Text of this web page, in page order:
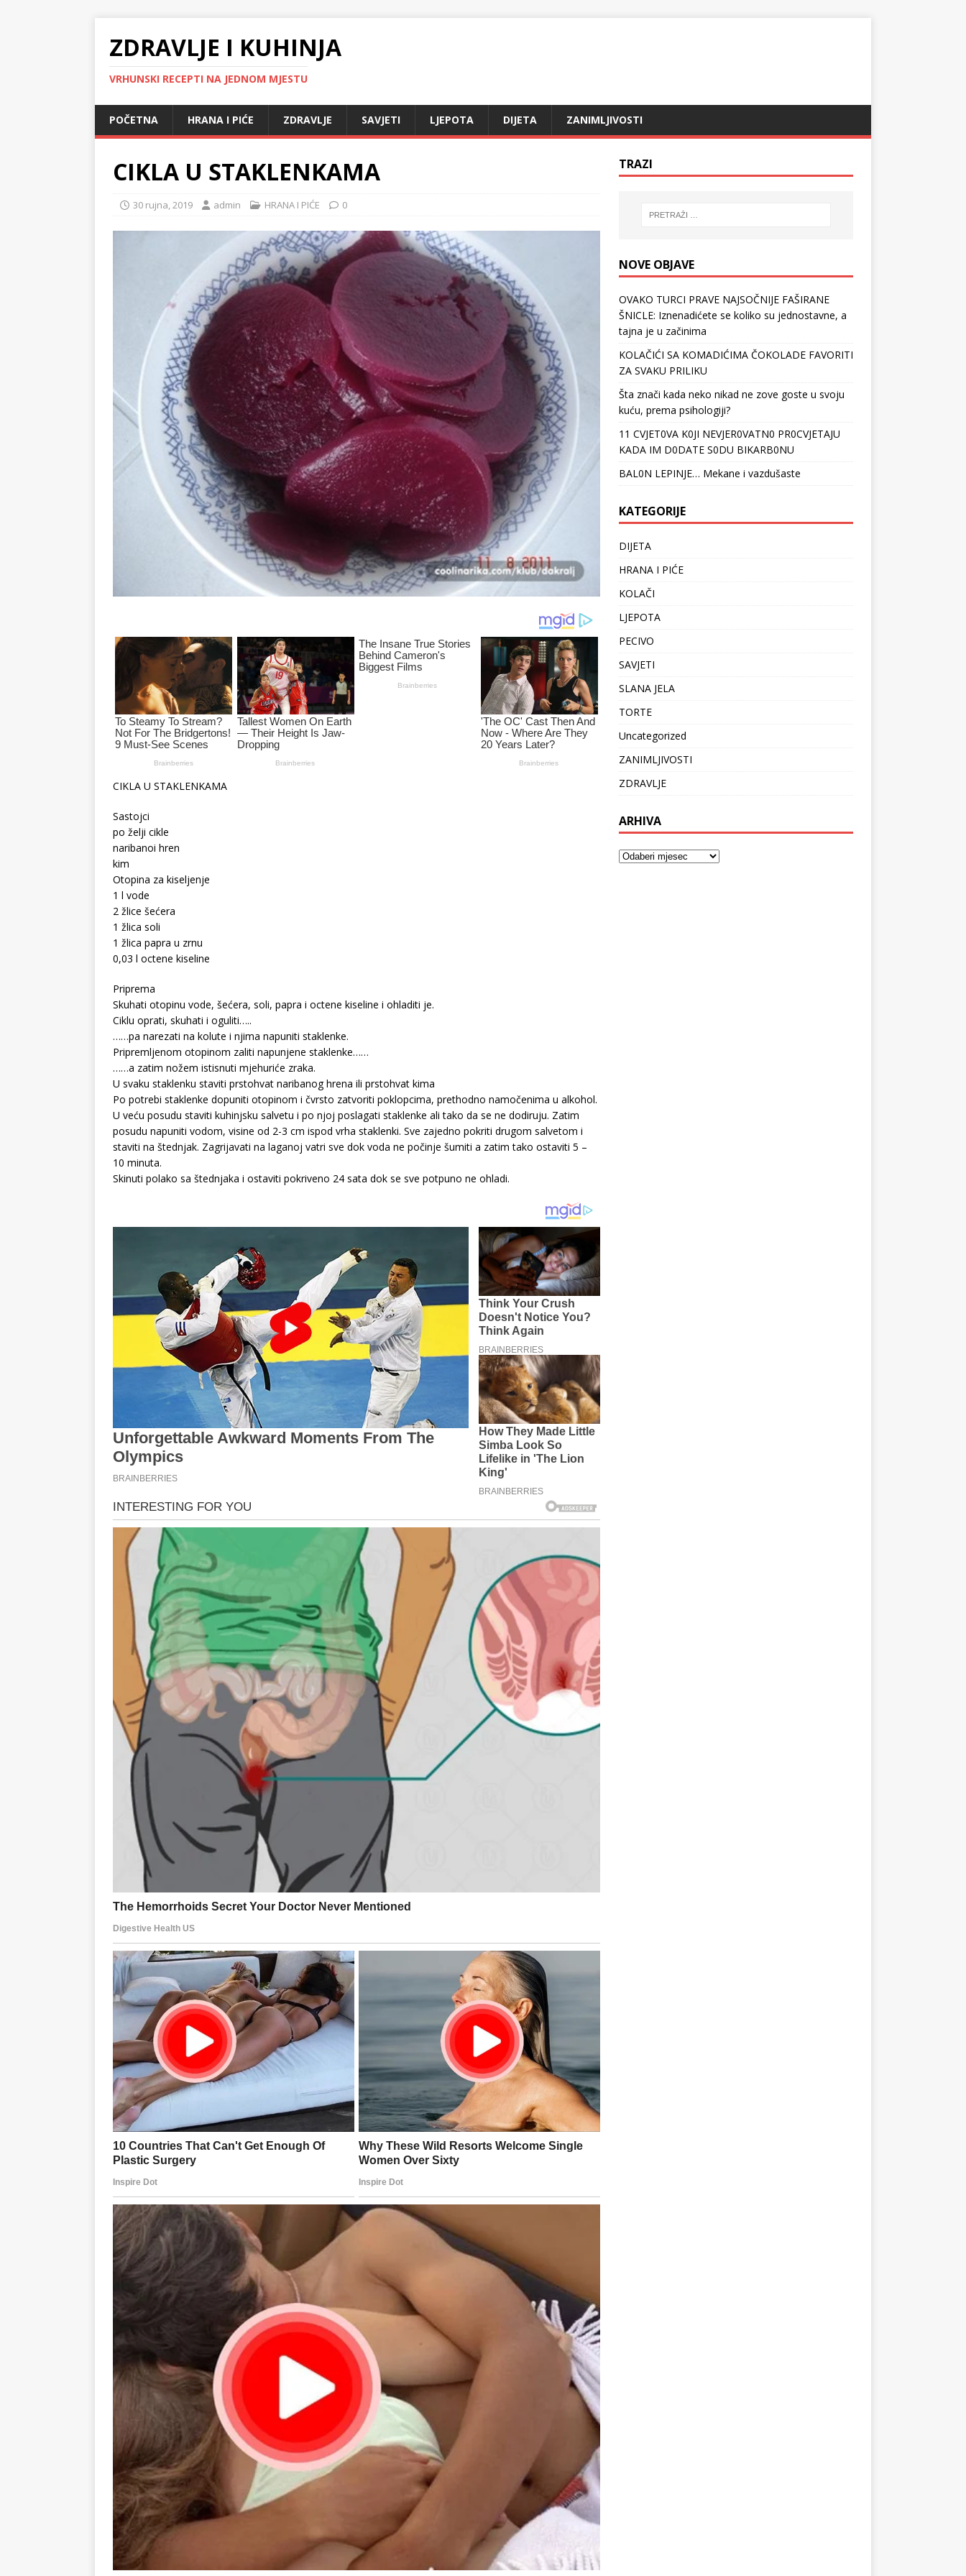
ZDRAVLJE I KUHINJA
VRHUNSKI RECEPTI NA JEDNOM MJESTU
POČETNA HRANA I PIĆE ZDRAVLJE SAVJETI LJEPOTA DIJETA ZANIMLJIVOSTI
CIKLA U STAKLENKAMA
30 rujna, 2019 admin HRANA I PIĆE 0
CIKLA U STAKLENKAMA
Sastojci
po želji cikle
naribanoi hren
kim
Otopina za kiseljenje
1 l vode
2 žlice šećera
1 žlica soli
1 žlica papra u zrnu
0,03 l octene kiseline
Priprema
Skuhati otopinu vode, šećera, soli, papra i octene kiseline i ohladiti je.
Ciklu oprati, skuhati i oguliti…..
……pa narezati na kolute i njima napuniti staklenke.
Pripremljenom otopinom zaliti napunjene staklenke……
……a zatim nožem istisnuti mjehuriće zraka.
U svaku staklenku staviti prstohvat naribanog hrena ili prstohvat kima
Po potrebi staklenke dopuniti otopinom i čvrsto zatvoriti poklopcima, prethodno namočenima u alkohol.
U veću posudu staviti kuhinjsku salvetu i po njoj poslagati staklenke ali tako da se ne dodiruju. Zatim
posudu napuniti vodom, visine od 2-3 cm ispod vrha staklenki. Sve zajedno pokriti drugom salvetom i
staviti na štednjak. Zagrijavati na laganoj vatri sve dok voda ne počinje šumiti a zatim tako ostaviti 5 –
10 minuta.
Skinuti polako sa štednjaka i ostaviti pokriveno 24 sata dok se sve potpuno ne ohladi.
TRAZI
NOVE OBJAVE
OVAKO TURCI PRAVE NAJSOČNIJE FAŠIRANE
ŠNICLE: Iznenadićete se koliko su jednostavne, a
tajna je u začinima
KOLAČIĆI SA KOMADIĆIMA ČOKOLADE FAVORITI
ZA SVAKU PRILIKU
Šta znači kada neko nikad ne zove goste u svoju
kuću, prema psihologiji?
11 CVJET0VA K0JI NEVJER0VATN0 PR0CVJETAJU
KADA IM D0DATE S0DU BIKARB0NU
BAL0N LEPINJE… Mekane i vazdušaste
KATEGORIJE
DIJETA
HRANA I PIĆE
KOLAČI
LJEPOTA
PECIVO
SAVJETI
SLANA JELA
TORTE
Uncategorized
ZANIMLJIVOSTI
ZDRAVLJE
ARHIVA